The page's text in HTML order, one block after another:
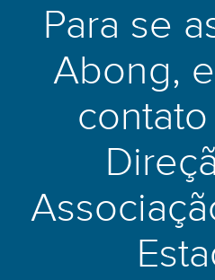
Para se
Abong,